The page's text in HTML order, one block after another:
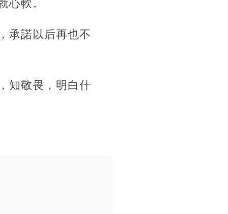
心軟。
承諾以后再也不
知敬畏，明白什